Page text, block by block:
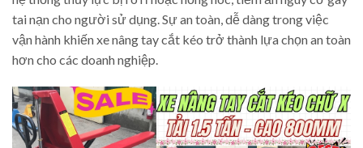
tai nạn cho người sử dụng. Sự an toàn, dễ dàng trong việc
vận hành khiến xe nâng tay cắt kéo trở thành lựa chọn an toàn
hơn cho các doanh nghiệp.